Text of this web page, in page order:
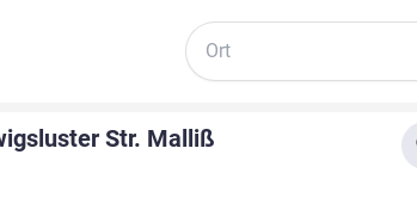
Suche
Str. Malliß